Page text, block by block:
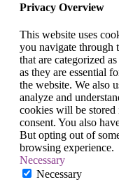
Privacy Overview
This website uses
you navigate through
that are categorized
as they are essential
the website. We also
analyze and
cookies will be
consent. You also
But opting out of
browsing experience.
Necessary
Necessary